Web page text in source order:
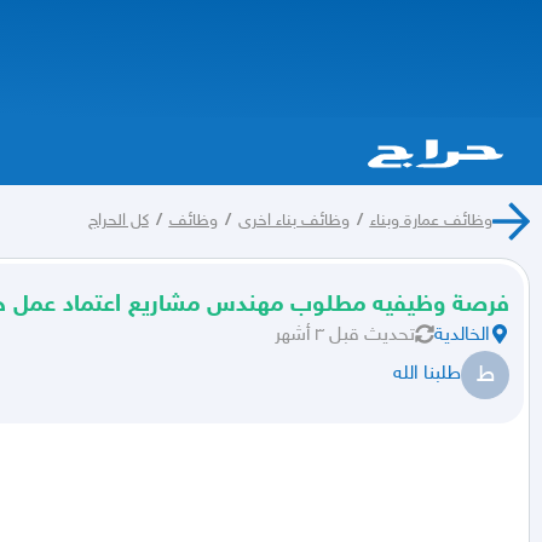
وظائف عمارة وبناء / وظائف بناء اخرى / وظائف / كل الحراج
فرصة وظيفيه مطلوب مهندس مشاريع اعتماد عمل
الخالدية تحديث قبل ٣ أشهر
ط طلبنا الله